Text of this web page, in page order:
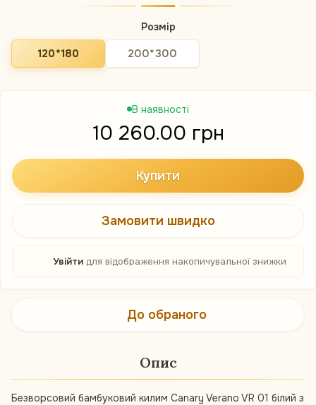
Розмір
120*180 200*300
В наявності
10 260.00 грн
Купити
Замовити швидко
Увійтидля відображення накопичувальної знижки
До обраного
Опис
Безворсовий бамбуковий килим Canary Verano VR 01 білий з